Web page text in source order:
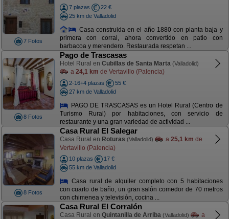
7 Fotos
7 plazas
22 €
25 km de Valladolid
Casa construida en el año 1880 con planta baja y
primera con corral, ahora convertido en patio con
barbacoa y merendero. Restaurada respetan ...
8 Fotos
Pago de Trascasas
Hotel Rural en Cubillas de Santa Marta (Valladolid)
a 24,1 km de Vertavillo (Palencia)
2-16+4 plazas
55 €
27 km de Valladolid
PAGO DE TRASCASAS es un Hotel Rural (Centro de
Turismo Rural) por habitaciones, con servicio de
restaurante y una gran variedad de actividad ...
8 Fotos
Casa Rural El Salegar
Casa Rural en Roturas (Valladolid) a 25,1 km de
Vertavillo (Palencia)
10 plazas
17 €
55 km de Valladolid
Casa rural de alquiler completo con 5 habitaciones
con cuarto de baño, un gran salón comedor de 70 metros
con chimenea y televisión, cocina ...
Casa Rural El Corralón
Casa Rural en Quintanilla de Arriba (Valladolid)
a